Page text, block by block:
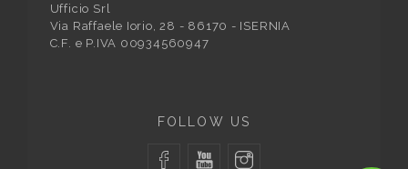
Ufficio Srl
Via Raffaele Iorio, 28 - 86170 - ISERNIA
C.F. e P.IVA 00934560947
FOLLOW US